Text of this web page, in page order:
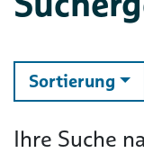
Sortierung
Ihre Suche